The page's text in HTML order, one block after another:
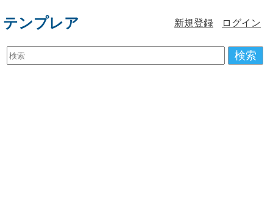
テンプレア 新規登録 ログイン
検索